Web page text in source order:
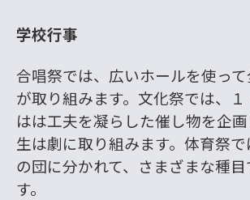
学校行事
合唱祭では、広いホールを使っ
が取り組みます。文化祭では、
はは工夫を凝らした催し物を企
生は劇に取り組みます。体育祭
の団に分かれて、さまざまな種
す。